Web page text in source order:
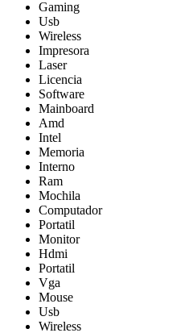
Gaming
Usb
Wireless
Impresora
Laser
Licencia
Software
Mainboard
Amd
Intel
Memoria
Interno
Ram
Mochila
Computador
Portatil
Monitor
Hdmi
Portatil
Vga
Mouse
Usb
Wireless